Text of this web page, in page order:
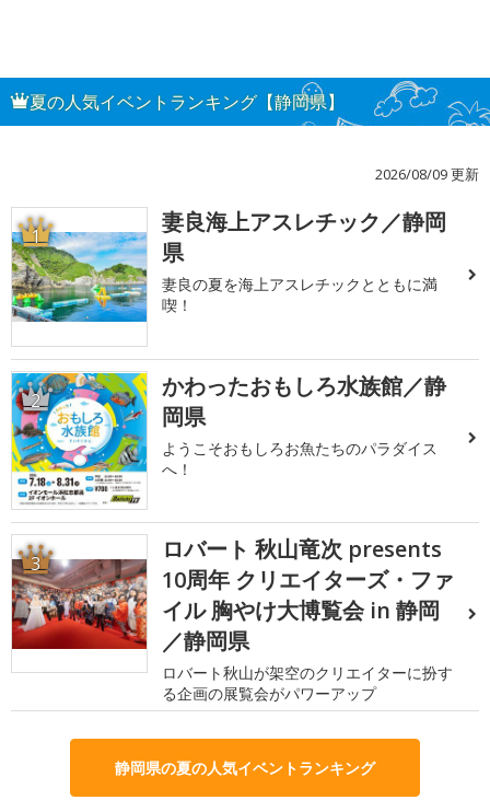
夏の人気イベントランキング【静岡県】
2026/08/09 更新
1
妻良海上アスレチック／静岡
県
妻良の夏を海上アスレチックとともに満
喫！
2
かわったおもしろ水族館／静
岡県
ようこそおもしろお魚たちのパラダイス
へ！
3
ロバート 秋山竜次 presents
10周年 クリエイターズ・ファ
イル 胸やけ大博覧会 in 静岡
／静岡県
ロバート秋山が架空のクリエイターに扮す
る企画の展覧会がパワーアップ
静岡県の夏の人気イベントランキング